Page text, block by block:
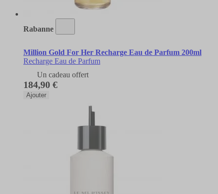
Rabanne
Million Gold For Her Recharge Eau de Parfum 200ml
Recharge Eau de Parfum
Un cadeau offert
184,90 €
Ajouter